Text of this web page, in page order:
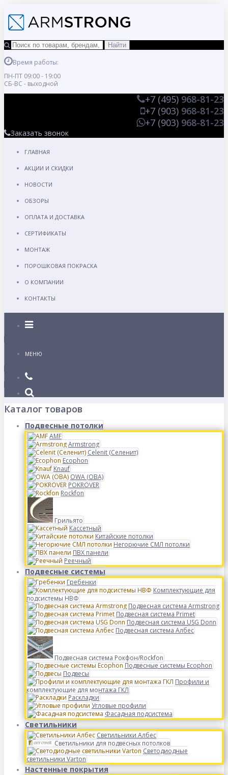
Время работы:
ПН-ПТ 09:00 - 19:00
СБ-ВС - выходной
+7 (495) 968-81-23
+7 (903) 968-81-23
+7 (903) 968-81-23
Заказать звонок
ГЛАВНАЯ
АКЦИИ И СКИДКИ
НОВОСТИ
ОБЗОРЫ
ОПЛАТА И ДОСТАВКА
СЕРТИФИКАТЫ
МОНТАЖ
ПОРОШКОВАЯ ПОКРАСКА
О КОМПАНИИ
КОНТАКТЫ
Каталог
МЕНЮ
Каталог товаров
Подвесные потолки
AMF
Armstrong
Celenit (Селенит)
Ecophon
Knauf
OWA (ОВА)
POKROVER
Rockfon
Грильято
Кассетный
Китайские потолки
Негорючие СМЛ потолки
ПВХ панели
Реечный
Подвесные системы
Гребенки
Комплектующие для
подсистемы НВФ
Подвесная система Armstrong
Подвесная система Primet
Подвесная система USG Donn
Подвесная система Албес
Подвесная система Рокфон/Rockfon
Подвесные системы Ecophon
Подвесы
Профили и
комплектующие для монтажа ГКЛ
Раскладки
Угловые профили
Фасадная подсистема
Светильники
Светильники Албес
Светильники для подвесных потолков
Светодиодные
светильники Varton
Настенные покрытия